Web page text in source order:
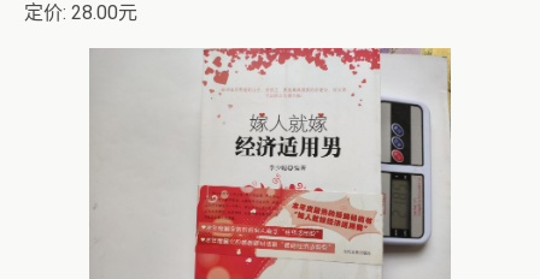
定价: 28.00元